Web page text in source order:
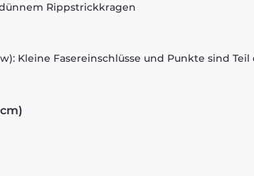
Rippstrickkragen
Kleine Fasereinschlüsse und Punkte sind